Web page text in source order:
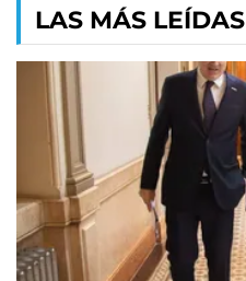
LAS MÁS LEÍDAS